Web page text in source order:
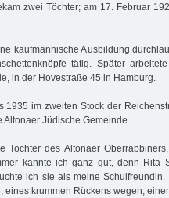
zwei Töchter; am 17. Februar
kaufmännische Ausbildung
tätig. Später
in der Hovestraße 45 in Hamburg.
1935 im zweiten Stock der
Jüdische Gemeinde.
Tochter des Altonaer
kannte ich ganz gut, denn Rita
ich sie als meine
krummen Rückens wegen, einen